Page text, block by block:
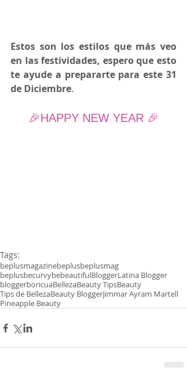
Estos son los estilos que más veo
en las festividades, espero que esto
te ayude a prepararte para este 31
de Diciembre.
🎉HAPPY NEW YEAR 🎉
Tags:
beplusmagazinebeplusbeplusmag
beplusbecurvybebeautifulBloggerLatina Blogger
bloggerboricuaBellezaBeauty TipsBeauty
Tips de BellezaBeauty BloggerJimmar Ayram Martell
Pineapple Beauty